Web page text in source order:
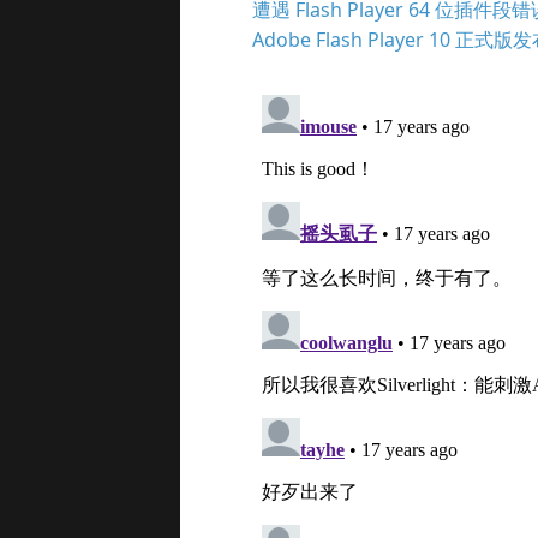
遭遇 Flash Player 64 位插件段错
Adobe Flash Player 10 正式版发